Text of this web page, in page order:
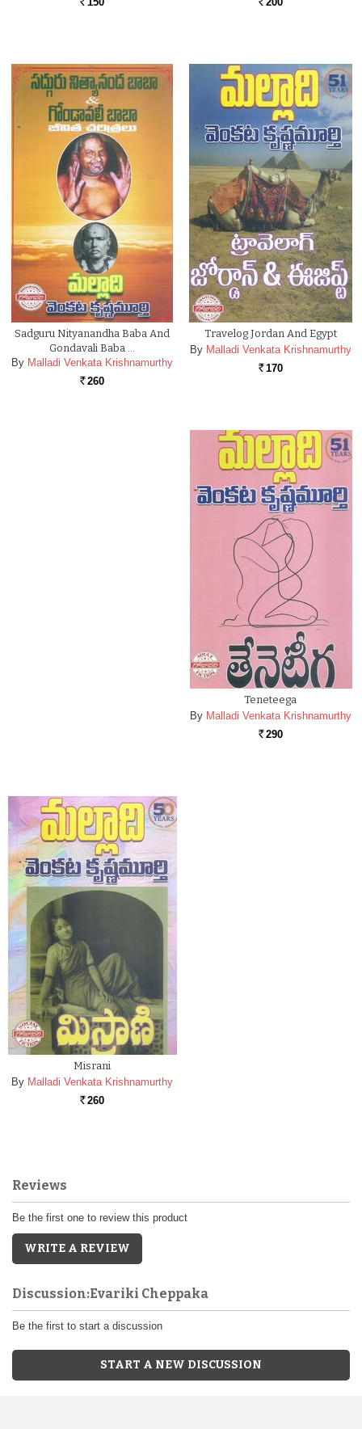
Rs. Rs.
Sadguru Nityanandha Baba And
Gondavali Baba …
By Malladi Venkata Krishnamurthy
Rs. 260
Travelog Jordan And Egypt
By Malladi Venkata Krishnamurthy
Rs. 170
Teneteega
By Malladi Venkata Krishnamurthy
Rs. 290
Misrani
By Malladi Venkata Krishnamurthy
Rs. 260
Reviews
Be the first one to review this product
WRITE A REVIEW
Discussion:Evariki Cheppaka
Be the first to start a discussion
START A NEW DISCUSSION